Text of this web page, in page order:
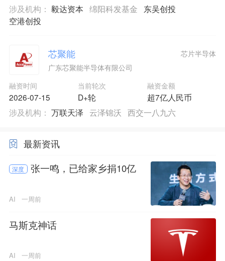
涉及机构： 毅达资本 绵阳科发基金
东吴创投
空港创投
芯聚能
广东芯聚能半导体有限公司
融资时间
2026-07-15
当前轮次
D+轮
融资金额
超7亿人民币
芯片半导体
涉及机构： 万联天泽 云泽锦沃 西交一八九六
最新资讯
深度 张一鸣，已给家乡捐10亿
AI 一周前
马斯克神话
AI 一周前